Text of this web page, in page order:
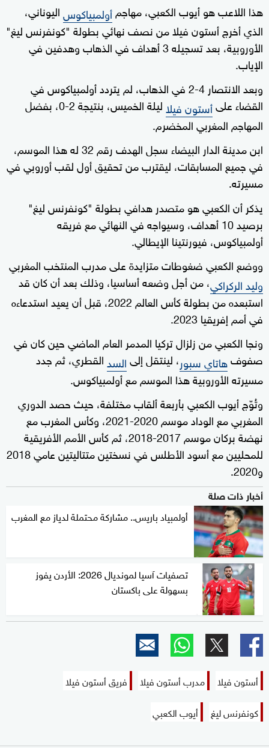
هذا اللاعب هو أيوب الكعبي، مهاجمأولمبياكوساليوناني،
الذي أخرج أستون فيلا من نصف نهائي بطولة "كونفرنس ليغ"
الأوروبية، بعد تسجيله 3 أهداف في الذهاب وهدفين في
الإياب.
وبعد الانتصار 4-2 في الذهاب، لم يتردد أولمبياكوس في
القضاء علىأستون فيلا
ليلة الخميس، بنتيجة 2-0، بفضل
المهاجم المغربي المخضرم.
ابن مدينة الدار البيضاء سجل الهدف رقم 32 له هذا الموسم،
في جميع المسابقات، ليقترب من تحقيق أول لقب أوروبي في
مسيرته.
يذكر أن الكعبي هو متصدر هدافي بطولة "كونفرنس ليغ"
برصيد 10 أهداف، وسيواجه في النهائي مع فريقه
أولمبياكوس، فيورنتينا الإيطالي.
ووضع الكعبي ضغوطات متزايدة على مدرب المنتخب المغربي
وليد الركراكي، من أجل وضعه أساسيا، وذلك بعد أن كان قد
استبعده من بطولة كأس العالم 2022، قبل أن يعيد استدعاءه
في أمم إفريقيا 2023.
ونجا الكعبي من زلزال تركيا المدمر العام الماضي حين كان في
صفوفهاتاي سبور، لينتقل إلىالسدالقطري، ثم جدد
مسيرته الأوروبية هذا الموسم مع أولمبياكوس.
وتُوّج أيوب الكعبي بأربعة ألقاب مختلفة، حيث حصد الدوري
المغربي مع الوداد موسم 2020-2021، وكأس المغرب مع
نهضة بركان موسم 2017-2018، ثم كأس الأمم الأفريقية
للمحليين مع أسود الأطلس في نسختين متتاليتين عامي 2018
و2020.
أخبار ذات صلة
أولمبياد باريس.. مشاركة محتملة لدياز مع المغرب
تصفيات آسيا لمونديال 2026: الأردن يفوز
بسهولة على باكستان
أستون فيلا مدرب أستون فيلا
فريق أستون فيلا
كونفرنس ليغ
أيوب الكعبي